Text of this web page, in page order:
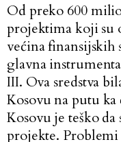
Od preko 600
projektima koji su
većina finansijskih
glavna
III. Ova sredstva
Kosovu na putu
Kosovu je teško
projekte.